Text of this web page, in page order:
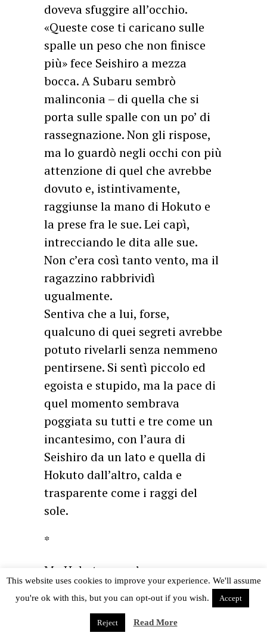
doveva sfuggire all’occhio.
«Queste cose ti caricano sulle
spalle un peso che non finisce
più» fece Seishiro a mezza
bocca. A Subaru sembrò
malinconia – di quella che si
porta sulle spalle con un po’ di
rassegnazione. Non gli rispose,
ma lo guardò negli occhi con più
attenzione di quel che avrebbe
dovuto e, istintivamente,
raggiunse la mano di Hokuto e
la prese fra le sue. Lei capì,
intrecciando le dita alle sue.
Non c’era così tanto vento, ma il
ragazzino rabbrividì
ugualmente.
Sentiva che a lui, forse,
qualcuno di quei segreti avrebbe
potuto rivelarli senza nemmeno
pentirsene. Si sentì piccolo ed
egoista e stupido, ma la pace di
quel momento sembrava
poggiata su tutti e tre come un
incantesimo, con l’aura di
Seishiro da un lato e quella di
Hokuto dall’altro, calda e
trasparente come i raggi del
sole.
*
Ma Hokuto non c’era sempre –
ed era uno di quegli eventi
memorabili di cui anche Subaru
si stupiva – ed erano quei
This website uses cookies to improve your experience. We'll assume
you're ok with this, but you can opt-out if you wish.
Accept
Reject Read More